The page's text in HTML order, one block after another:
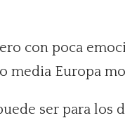
con poca
media Europa
ser para los